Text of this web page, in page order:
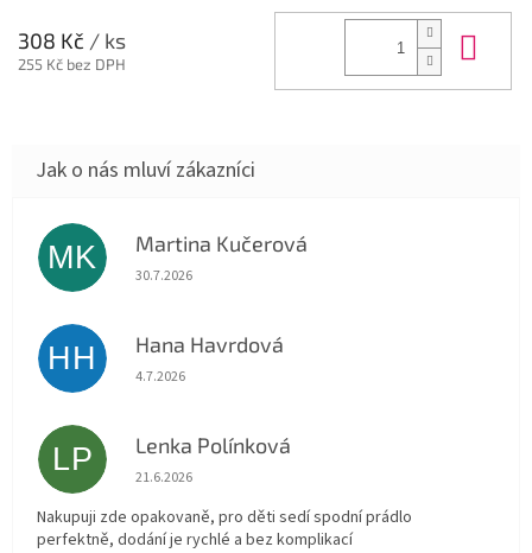
308 Kč / ks
255 Kč bez DPH
MK Martina Kučerová
Hodnocení obchodu je 5 z 5 hvězdiček.
30.7.2026
HH Hana Havrdová
Hodnocení obchodu je 5 z 5 hvězdiček.
4.7.2026
LP Lenka Polínková
Hodnocení obchodu je 5 z 5 hvězdiček.
21.6.2026
Nakupuji zde opakovaně, pro děti sedí spodní prádlo
perfektně, dodání je rychlé a bez komplikací